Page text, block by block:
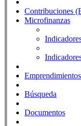
Contribuciones
Microfinanzas
Búsqueda
Documentos